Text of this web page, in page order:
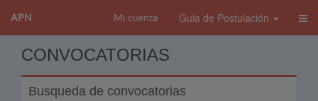
APN Mi cuenta Guia de Postulación
CONVOCATORIAS
Busqueda de convocatorias